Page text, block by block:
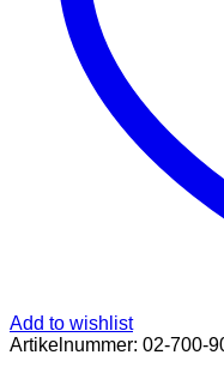
Trennwand
Menge
Add to wishlist
Artikelnummer: 02-700-